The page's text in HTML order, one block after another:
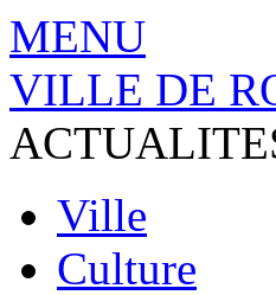
MENU
VILLE DE
Ville
Culture